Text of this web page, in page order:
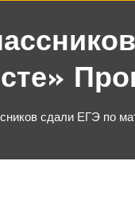
сдали ЕГЭ по